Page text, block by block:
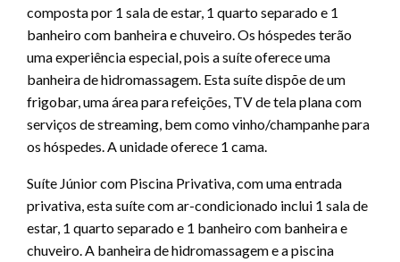
composta por 1 sala de estar, 1 quarto separado e 1
banheiro com banheira e chuveiro. Os hóspedes terão
uma experiência especial, pois a suíte oferece uma
banheira de hidromassagem. Esta suíte dispõe de um
frigobar, uma área para refeições, TV de tela plana com
serviços de streaming, bem como vinho/champanhe para
os hóspedes. A unidade oferece 1 cama.
Suíte Júnior com Piscina Privativa, com uma entrada
privativa, esta suíte com ar-condicionado inclui 1 sala de
estar, 1 quarto separado e 1 banheiro com banheira e
chuveiro. A banheira de hidromassagem e a piscina